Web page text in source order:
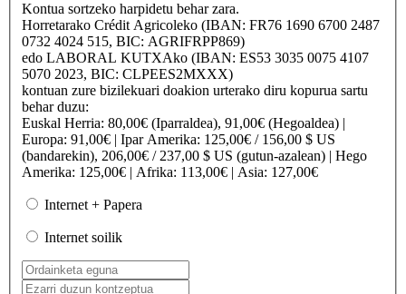
Kontua sortzeko harpidetu behar zara.
Horretarako Crédit Agricoleko (IBAN: FR76 1690 6700 2487
0732 4024 515, BIC: AGRIFRPP869)
edo LABORAL KUTXAko (IBAN: ES53 3035 0075 4107
5070 2023, BIC: CLPEES2MXXX)
kontuan zure bizilekuari doakion urterako diru kopurua sartu
behar duzu:
Euskal Herria: 80,00€ (Iparraldea), 91,00€ (Hegoaldea) |
Europa: 91,00€ | Ipar Amerika: 125,00€ / 156,00 $ US
(bandarekin), 206,00€ / 237,00 $ US (gutun-azalean) | Hego
Amerika: 125,00€ | Afrika: 113,00€ | Asia: 127,00€
Internet + Papera
Internet soilik